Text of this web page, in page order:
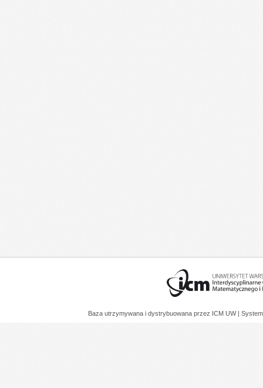
Baza utrzymywana i dystrybuowana przez ICM UW |